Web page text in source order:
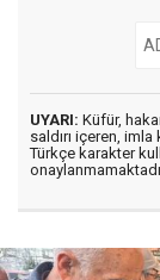
UYARI: Küfür,
saldırı içeren, imla
Türkçe karakter